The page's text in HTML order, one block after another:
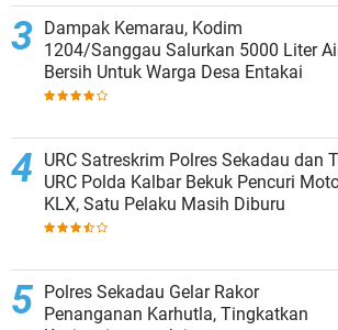
Dampak Kemarau, Kodim
1204/Sanggau Salurkan 5000 Liter
Bersih Untuk Warga Desa Entakai
URC Satreskrim Polres Sekadau dan
URC Polda Kalbar Bekuk Pencuri
KLX, Satu Pelaku Masih Diburu
Polres Sekadau Gelar Rakor
Penanganan Karhutla, Tingkatkan